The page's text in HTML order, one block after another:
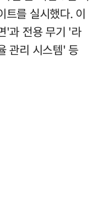
트를 실시했다. 이
'과 전용 무기 '라
관리 시스템' 등